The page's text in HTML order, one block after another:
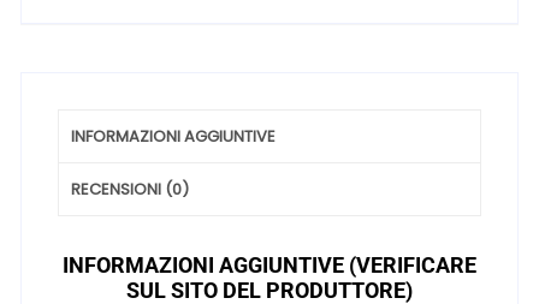
INFORMAZIONI AGGIUNTIVE
RECENSIONI (0)
INFORMAZIONI AGGIUNTIVE (VERIFICARE
SUL SITO DEL PRODUTTORE)